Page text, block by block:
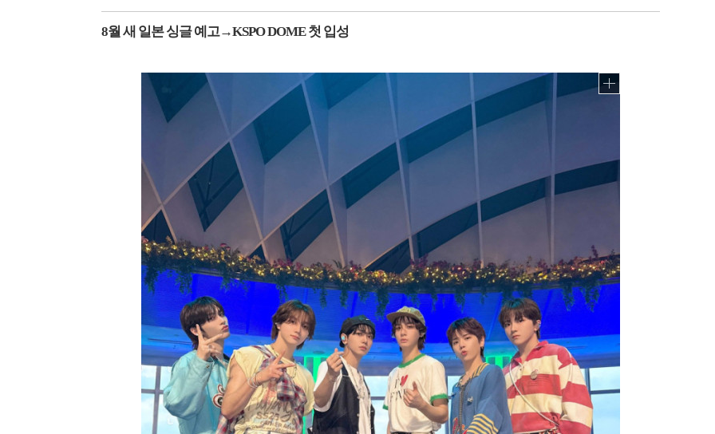
8월 새 일본 싱글 예고→KSPO DOME 첫 입성